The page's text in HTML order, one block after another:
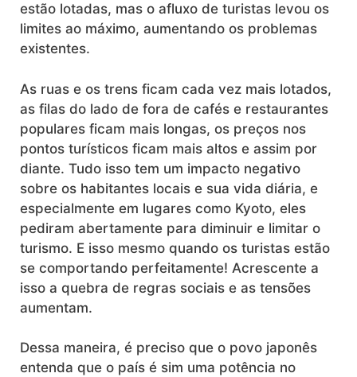
estão lotadas, mas o afluxo de turistas levou os
limites ao máximo, aumentando os problemas
existentes.
As ruas e os trens ficam cada vez mais lotados,
as filas do lado de fora de cafés e restaurantes
populares ficam mais longas, os preços nos
pontos turísticos ficam mais altos e assim por
diante. Tudo isso tem um impacto negativo
sobre os habitantes locais e sua vida diária, e
especialmente em lugares como Kyoto, eles
pediram abertamente para diminuir e limitar o
turismo. E isso mesmo quando os turistas estão
se comportando perfeitamente! Acrescente a
isso a quebra de regras sociais e as tensões
aumentam.
Dessa maneira, é preciso que o povo japonês
entenda que o país é sim uma potência no